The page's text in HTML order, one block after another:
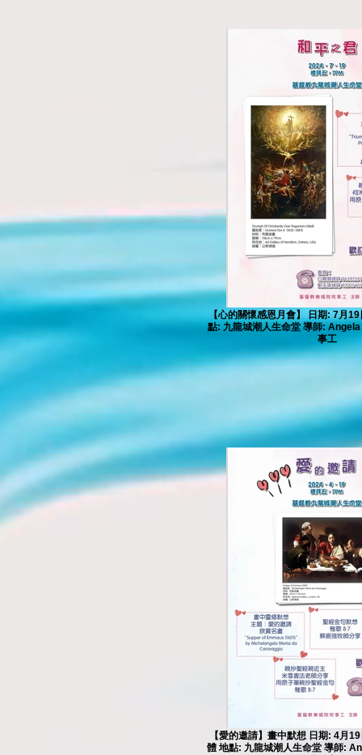
【心的關懷感恩月會】 日期: 7月
點: 九龍城潮人生命堂 導師:
事工
【愛的邀請】畫中默想 日期: 4月
體 地點: 九龍城潮人生命堂 導師: